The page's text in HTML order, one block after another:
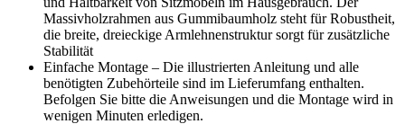
Massivholzrahmen aus Gummibaumholz steht für Robustheit,
die breite, dreieckige Armlehnenstruktur sorgt für zusätzliche
Stabilität
Einfache Montage – Die illustrierten Anleitung und alle
benötigten Zubehörteile sind im Lieferumfang enthalten.
Befolgen Sie bitte die Anweisungen und die Montage wird in
wenigen Minuten erledigen.